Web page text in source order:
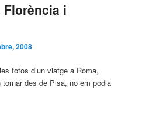
Florència i
2008
fotos d’un viatge a Roma,
des de Pisa, no em podia